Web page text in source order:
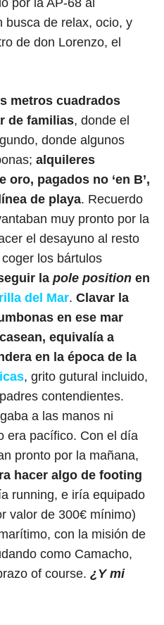
por la AP-68 al
busca de relax, ocio, y
de don Lorenzo, el
metros cuadrados
de familias, donde el
donde algunos
alquileres
pagados no ‘en B’,
de playa. Recuerdo
muy pronto por la
el desayuno al resto
los bártulos
la pole position en
del Mar. Clavar la
en ese mar
equivalía a
en la época de la
, grito gutural incluido,
contendientes.
a las manos ni
era pacífico. Con el día
pronto por la mañana,
hacer algo de footing
running, e iría equipado
valor de 300€ mínimo)
con la misión de
como Camacho,
of course. ¿Y mi